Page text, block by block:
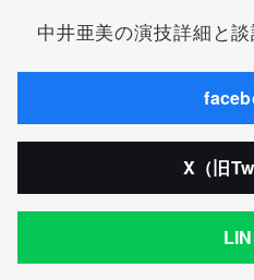
中井亜美の演技詳細と談
X（旧